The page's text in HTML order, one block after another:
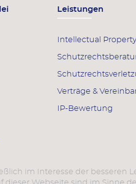
Leistungen
Intellectual
Verträge &
IP-Bewertung
im Interesse der besseren